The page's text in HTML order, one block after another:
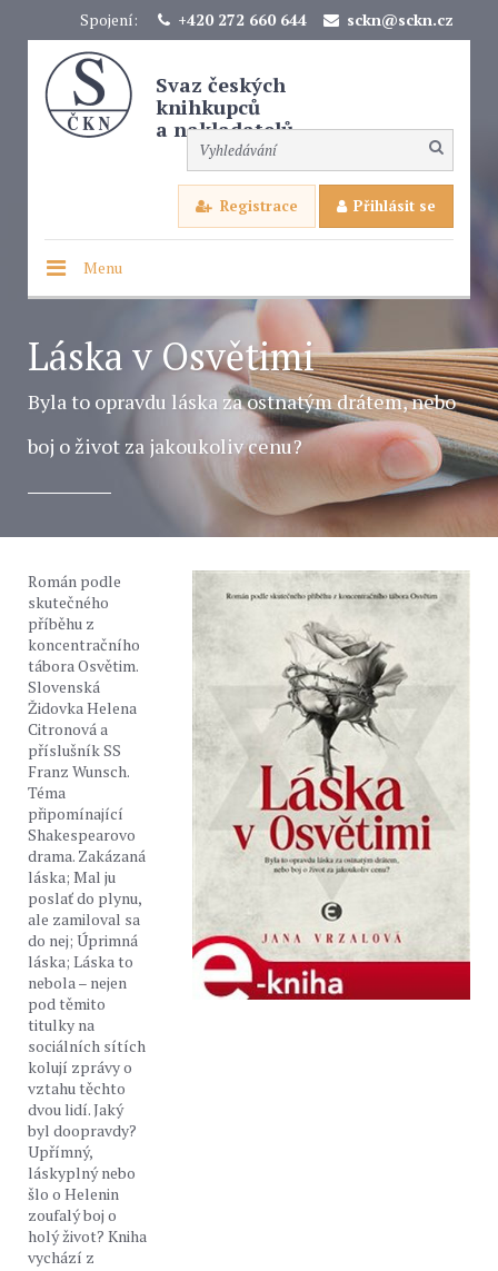
Spojení: +420 272 660 644 sckn@sckn.cz
Svaz českých
knihkupců
a nakladatelů
Registrace Přihlásit se
Menu
Láska v Osvětimi
Byla to opravdu láska za ostnatým drátem, nebo
boj o život za jakoukoliv cenu?
Román podle
skutečného
příběhu z
koncentračního
tábora Osvětim.
Slovenská
Židovka Helena
Citronová a
příslušník SS
Franz Wunsch.
Téma
připomínající
Shakespearovo
drama. Zakázaná
láska; Mal ju
poslať do plynu,
ale zamiloval sa
do nej; Úprimná
láska; Láska to
nebola – nejen
pod těmito
titulky na
sociálních sítích
kolují zprávy o
vztahu těchto
dvou lidí. Jaký
byl doopravdy?
Upřímný,
láskyplný nebo
šlo o Helenin
zoufalý boj o
holý život? Kniha
vychází z